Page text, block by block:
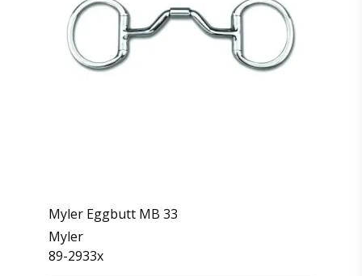
Myler Eggbutt MB 33
Myler
89-2933x